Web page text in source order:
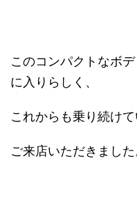
このコンパクトなボ
に入りらしく、
これからも乗り続け
ご来店いただきました